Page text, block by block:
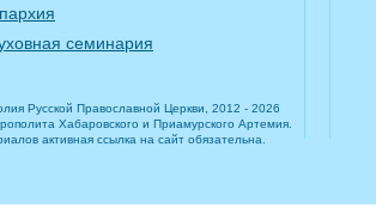
семинария
Русской Православной Церкви, 2012 - 2026
Хабаровского и Приамурского Артемия.
активная ссылка на сайт обязательна.